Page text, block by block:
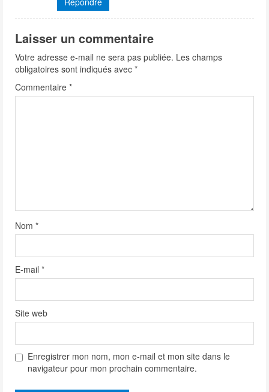
g
Laisser un commentaire
Votre adresse e-mail ne sera pas publiée. Les champs
obligatoires sont indiqués avec *
Commentaire *
Nom *
E-mail *
Site web
Enregistrer mon nom, mon e-mail et mon site dans le
navigateur pour mon prochain commentaire.